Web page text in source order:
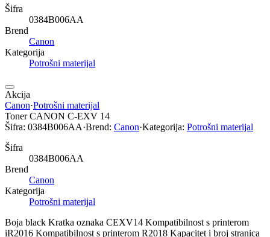
Šifra
0384B006AA
Brend
Canon
Kategorija
Potrošni materijal
Akcija
Canon·Potrošni materijal
Toner CANON C-EXV 14
Šifra: 0384B006AA·Brend: Canon·Kategorija: Potrošni materijal
Šifra
0384B006AA
Brend
Canon
Kategorija
Potrošni materijal
Boja black Kratka oznaka CEXV14 Kompatibilnost s printerom
iR2016 Kompatibilnost s printerom R2018 Kapacitet i broj stranica